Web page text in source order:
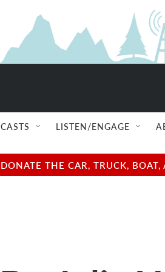
LISTEN/ENGAGE
THE CAR, TRUCK,